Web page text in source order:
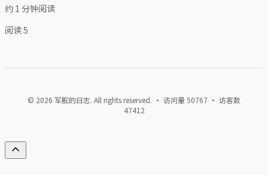
约 1 分钟阅读
阅读5
© 2026 军舰的日志. All rights reserved. · 访问量50767 · 访客数
47412